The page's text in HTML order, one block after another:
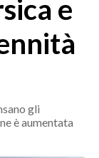
e
gli
è aumentata